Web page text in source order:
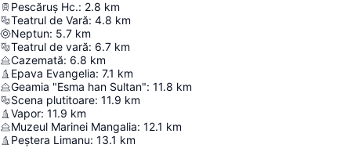
Pescăruș Hc.: 2.8 km
Teatrul de Vară: 4.8 km
Neptun: 5.7 km
Teatrul de vară: 6.7 km
Cazemată: 6.8 km
Epava Evangelia: 7.1 km
Geamia "Esma han Sultan": 11.8 km
Scena plutitoare: 11.9 km
Vapor: 11.9 km
Muzeul Marinei Mangalia: 12.1 km
Peștera Limanu: 13.1 km